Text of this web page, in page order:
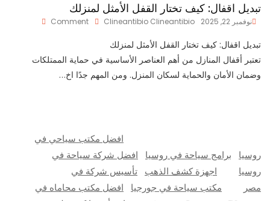
تبديل اقفال: كيف تختار القفل الأمثل لمنزلك
نوفمبر 22, 2025 Clineantibio Clineantibio
Comment
كيف
تختار
تبديل اقفال: كيف تختار القفل الأمثل لمنزلك
تعتبر أقفال المنازل من أهم العناصر الأساسية في حماية الممتلكات
وضمان الأمان والحماية لسكان المنزل. ومن المهم جدًا اخ…
افضل مكتب سياحي في
روسيا
برامج سياحة في روسيا
افضل شركة سياحة في
روسيا
اجهزة كشف الذهب
تأسيس شركة في
مصر
مكتب سياحة في جورجيا
افضل مكتب محاماه في